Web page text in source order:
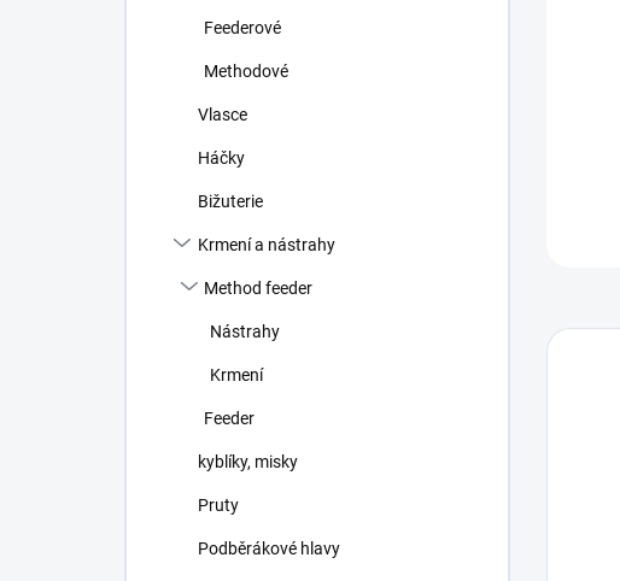
Feederové
Methodové
Vlasce
Háčky
Bižuterie
Krmení a nástrahy
Method feeder
Nástrahy
Krmení
Feeder
kyblíky, misky
Pruty
Podběrákové hlavy